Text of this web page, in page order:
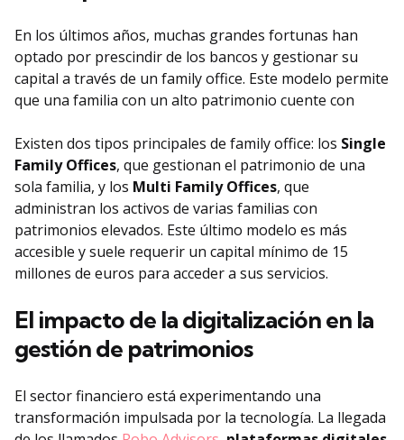
En los últimos años, muchas grandes fortunas han
optado por prescindir de los bancos y gestionar su
capital a través de un family office. Este modelo permite
que una familia con un alto patrimonio cuente con
Existen dos tipos principales de family office: los Single
Family Offices, que gestionan el patrimonio de una
sola familia, y los Multi Family Offices, que
administran los activos de varias familias con
patrimonios elevados. Este último modelo es más
accesible y suele requerir un capital mínimo de 15
millones de euros para acceder a sus servicios.
El impacto de la digitalización en la
gestión de patrimonios
El sector financiero está experimentando una
transformación impulsada por la tecnología. La llegada